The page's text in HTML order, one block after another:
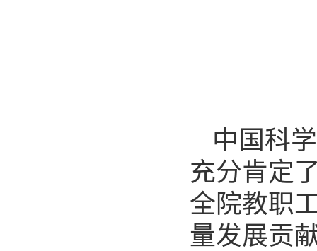
中国科
充分肯定
全院教职
量发展贡